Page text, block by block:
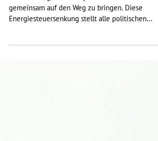
Millionen Haushalten
Es ist wichtig, beide Projekte verbunden und
Energiesteuersenkung stellt alle politischen